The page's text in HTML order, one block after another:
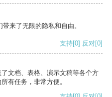
来了无限的隐私和自由。
支持[0] 反对[0]
文档、表格、演示文稿等各个方
有任务，非常方便。